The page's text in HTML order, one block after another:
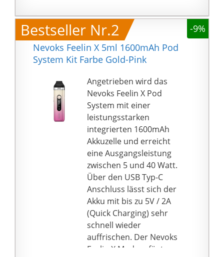
Geschmack die Dampf /
Luftmischung geregelt
werden.
【75W 2600mAh
Akkuträger】
▶▶Einstellbare
Wattleistung: 10w-75w,
einfach mit den Tasten
" +" und "-" bestätigen,
um Ihren idealen
Dampf zu finden.
▶▶Hohe Kapazität:
2600mAh hohe
kapazität batterie,
sicher und langlebig.
【E-Liquid ohne
Nikotin】 Flasche aus
widerstandsfähigen
Materialien in
Lebensmittelqualität.
Bestseller Nr.2
-9%
Nevoks Feelin X 5ml 1600mAh Pod
System Kit Farbe Gold-Pink
Angetrieben wird das
Nevoks Feelin X Pod
System mit einer
leistungsstarken
integrierten 1600mAh
Akkuzelle und erreicht
eine Ausgangsleistung
zwischen 5 und 40 Watt.
Über den USB Typ-C
Anschluss lässt sich der
Akku mit bis zu 5V / 2A
(Quick Charging) sehr
schnell wieder
auffrischen. Der Nevoks
Feelin X Mod verfügt